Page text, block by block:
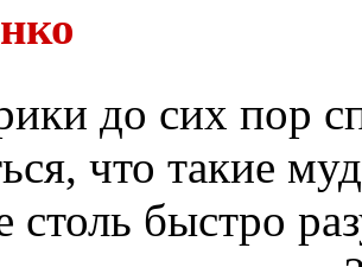
до сих пор
что такие
столь быстро